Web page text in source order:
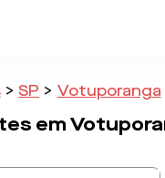
> SP > Votuporanga
em